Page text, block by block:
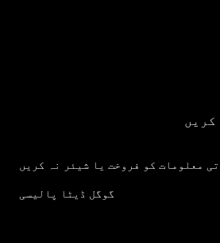
کریں
معلومات کو فروخت یا شیئر نہ کریں
گوگل ڈیٹا پالیسی